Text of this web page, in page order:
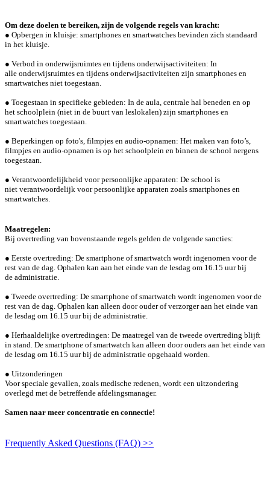
Om deze doelen te bereiken, zijn de volgende regels van kracht:
● Opbergen in kluisje: smartphones en smartwatches bevinden zich standaard
in het kluisje.
● Verbod in onderwijsruimtes en tijdens onderwijsactiviteiten: In
alle onderwijsruimtes en tijdens onderwijsactiviteiten zijn smartphones en
smartwatches niet toegestaan.
● Toegestaan in specifieke gebieden: In de aula, centrale hal beneden en op
het schoolplein (niet in de buurt van leslokalen) zijn smartphones en
smartwatches toegestaan.
● Beperkingen op foto's, filmpjes en audio-opnamen: Het maken van foto’s,
filmpjes en audio-opnamen is op het schoolplein en binnen de school nergens
toegestaan.
● Verantwoordelijkheid voor persoonlijke apparaten: De school is
niet verantwoordelijk voor persoonlijke apparaten zoals smartphones en
smartwatches.
Maatregelen:
Bij overtreding van bovenstaande regels gelden de volgende sancties:
● Eerste overtreding: De smartphone of smartwatch wordt ingenomen voor de
rest van de dag. Ophalen kan aan het einde van de lesdag om 16.15 uur bij
de administratie.
● Tweede overtreding: De smartphone of smartwatch wordt ingenomen voor de
rest van de dag. Ophalen kan alleen door ouder of verzorger aan het einde van
de lesdag om 16.15 uur bij de administratie.
● Herhaaldelijke overtredingen: De maatregel van de tweede overtreding blijft
in stand. De smartphone of smartwatch kan alleen door ouders aan het einde van
de lesdag om 16.15 uur bij de administratie opgehaald worden.
● Uitzonderingen
Voor speciale gevallen, zoals medische redenen, wordt een uitzondering
overlegd met de betreffende afdelingsmanager.
Samen naar meer concentratie en connectie!
Frequently Asked Questions (FAQ) >>